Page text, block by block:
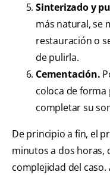
Sinterizado y
más natural, se
restauración o
de pulirla.
Cementación.
coloca de
completar su
De principio a fin, el
minutos a dos horas,
complejidad del